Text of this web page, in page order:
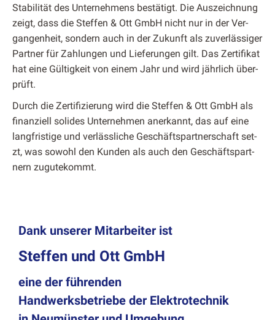
Sta­bil­ität des Unternehmens bestätigt. Die Ausze­ich­nung
zeigt, dass die Stef­fen & Ott GmbH nicht nur in der Ver­
gan­gen­heit, son­dern auch in der Zukun­ft als zuver­läs­siger
Part­ner für Zahlun­gen und Liefer­un­gen gilt. Das Zer­ti­fikat
hat eine Gültigkeit von einem Jahr und wird jährlich über­
prüft.
Durch die Zer­ti­fizierung wird die Stef­fen & Ott GmbH als
finanziell solides Unternehmen anerkan­nt, das auf eine
langfristige und ver­lässliche Geschäftspart­ner­schaft set­
zt, was sowohl den Kun­den als auch den Geschäftspart­
nern zugutekommt.
Dank unserer Mitarbeiter ist
Steffen und Ott GmbH
eine der führenden
Handwerksbetriebe der Elektrotechnik